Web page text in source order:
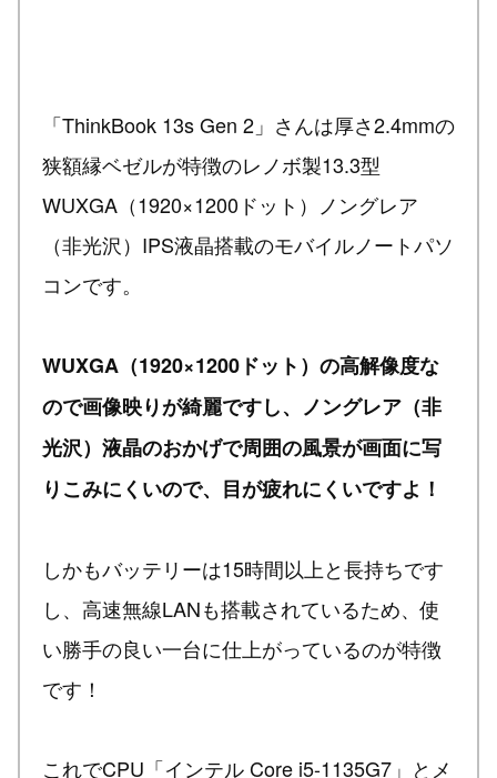
「ThinkBook 13s Gen 2」さんは厚さ2.4mmの
狭額縁ベゼルが特徴のレノボ製13.3型
WUXGA（1920×1200ドット）ノングレア
（非光沢）IPS液晶搭載のモバイルノートパソ
コンです。
WUXGA（1920×1200ドット）の高解像度な
ので画像映りが綺麗ですし、ノングレア（非
光沢）液晶のおかげで周囲の風景が画面に写
りこみにくいので、目が疲れにくいですよ！
しかもバッテリーは15時間以上と長持ちです
し、高速無線LANも搭載されているため、使
い勝手の良い一台に仕上がっているのが特徴
です！
これでCPU「インテル Core i5-1135G7」とメ